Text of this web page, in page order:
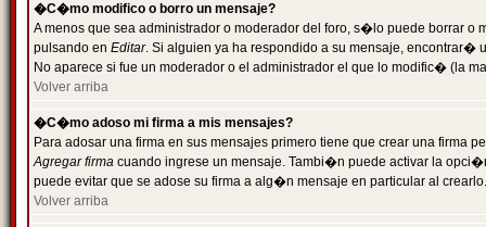
�C�mo modifico o borro un mensaje?
A menos que sea administrador o moderador del foro, s�lo puede borrar o
pulsando en Editar. Si alguien ya ha respondido a su mensaje, encontrar�
No aparece si fue un moderador o el administrador el que lo modific� (la
Volver arriba
�C�mo adoso mi firma a mis mensajes?
Para adosar una firma en sus mensajes primero tiene que crear una firma
Agregar firma cuando ingrese un mensaje. Tambi�n puede activar la
puede evitar que se adose su firma a alg�n mensaje en particular al crearlo.
Volver arriba